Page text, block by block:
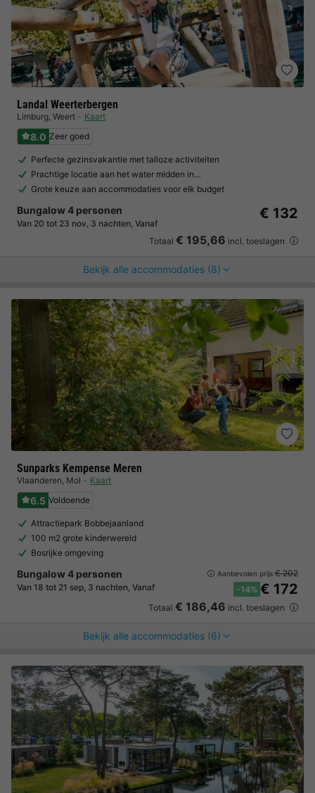
Landal Weerterbergen
Limburg, Weert Kaart
8.0 Zeer goed
Perfecte gezinsvakantie met talloze activiteiten
Prachtige locatie aan het water midden in…
Grote keuze aan accommodaties voor elk budget
Bungalow 4 personen
Van 20 tot 23 nov, 3 nachten, Vanaf
€ 132
Totaal € 195,66 incl. toeslagen
Bekijk alle accommodaties (8)
Sunparks Kempense Meren
Vlaanderen, Mol Kaart
6.5 Voldoende
Attractiepark Bobbejaanland
100 m2 grote kinderwereld
Bosrijke omgeving
Bungalow 4 personen
Van 18 tot 21 sep, 3 nachten, Vanaf
Aanbevolen prijs:€ 202
-14% € 172
Totaal € 186,46 incl. toeslagen
Bekijk alle accommodaties (6)